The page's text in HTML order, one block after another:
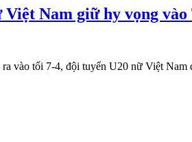
Việt Nam giữ hy vọng
vào tối 7-4, đội tuyển U20 nữ Việt